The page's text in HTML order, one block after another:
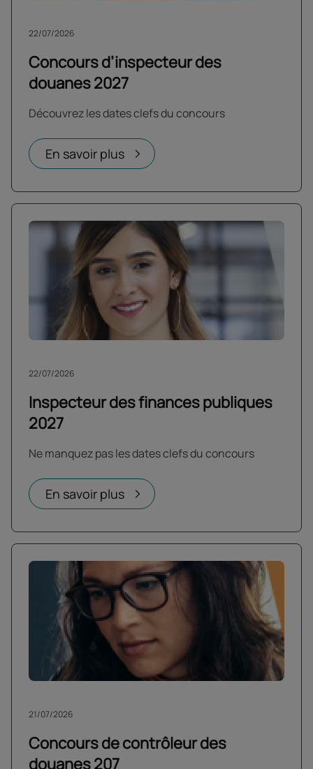
Concours d’inspecteur des
douanes 2027
22/07/2026
Découvrez les dates clefs du concours
En savoir plus
Inspecteur des finances publiques
2027
22/07/2026
Ne manquez pas les dates clefs du concours
En savoir plus
Concours de contrôleur des
douanes 207
21/07/2026